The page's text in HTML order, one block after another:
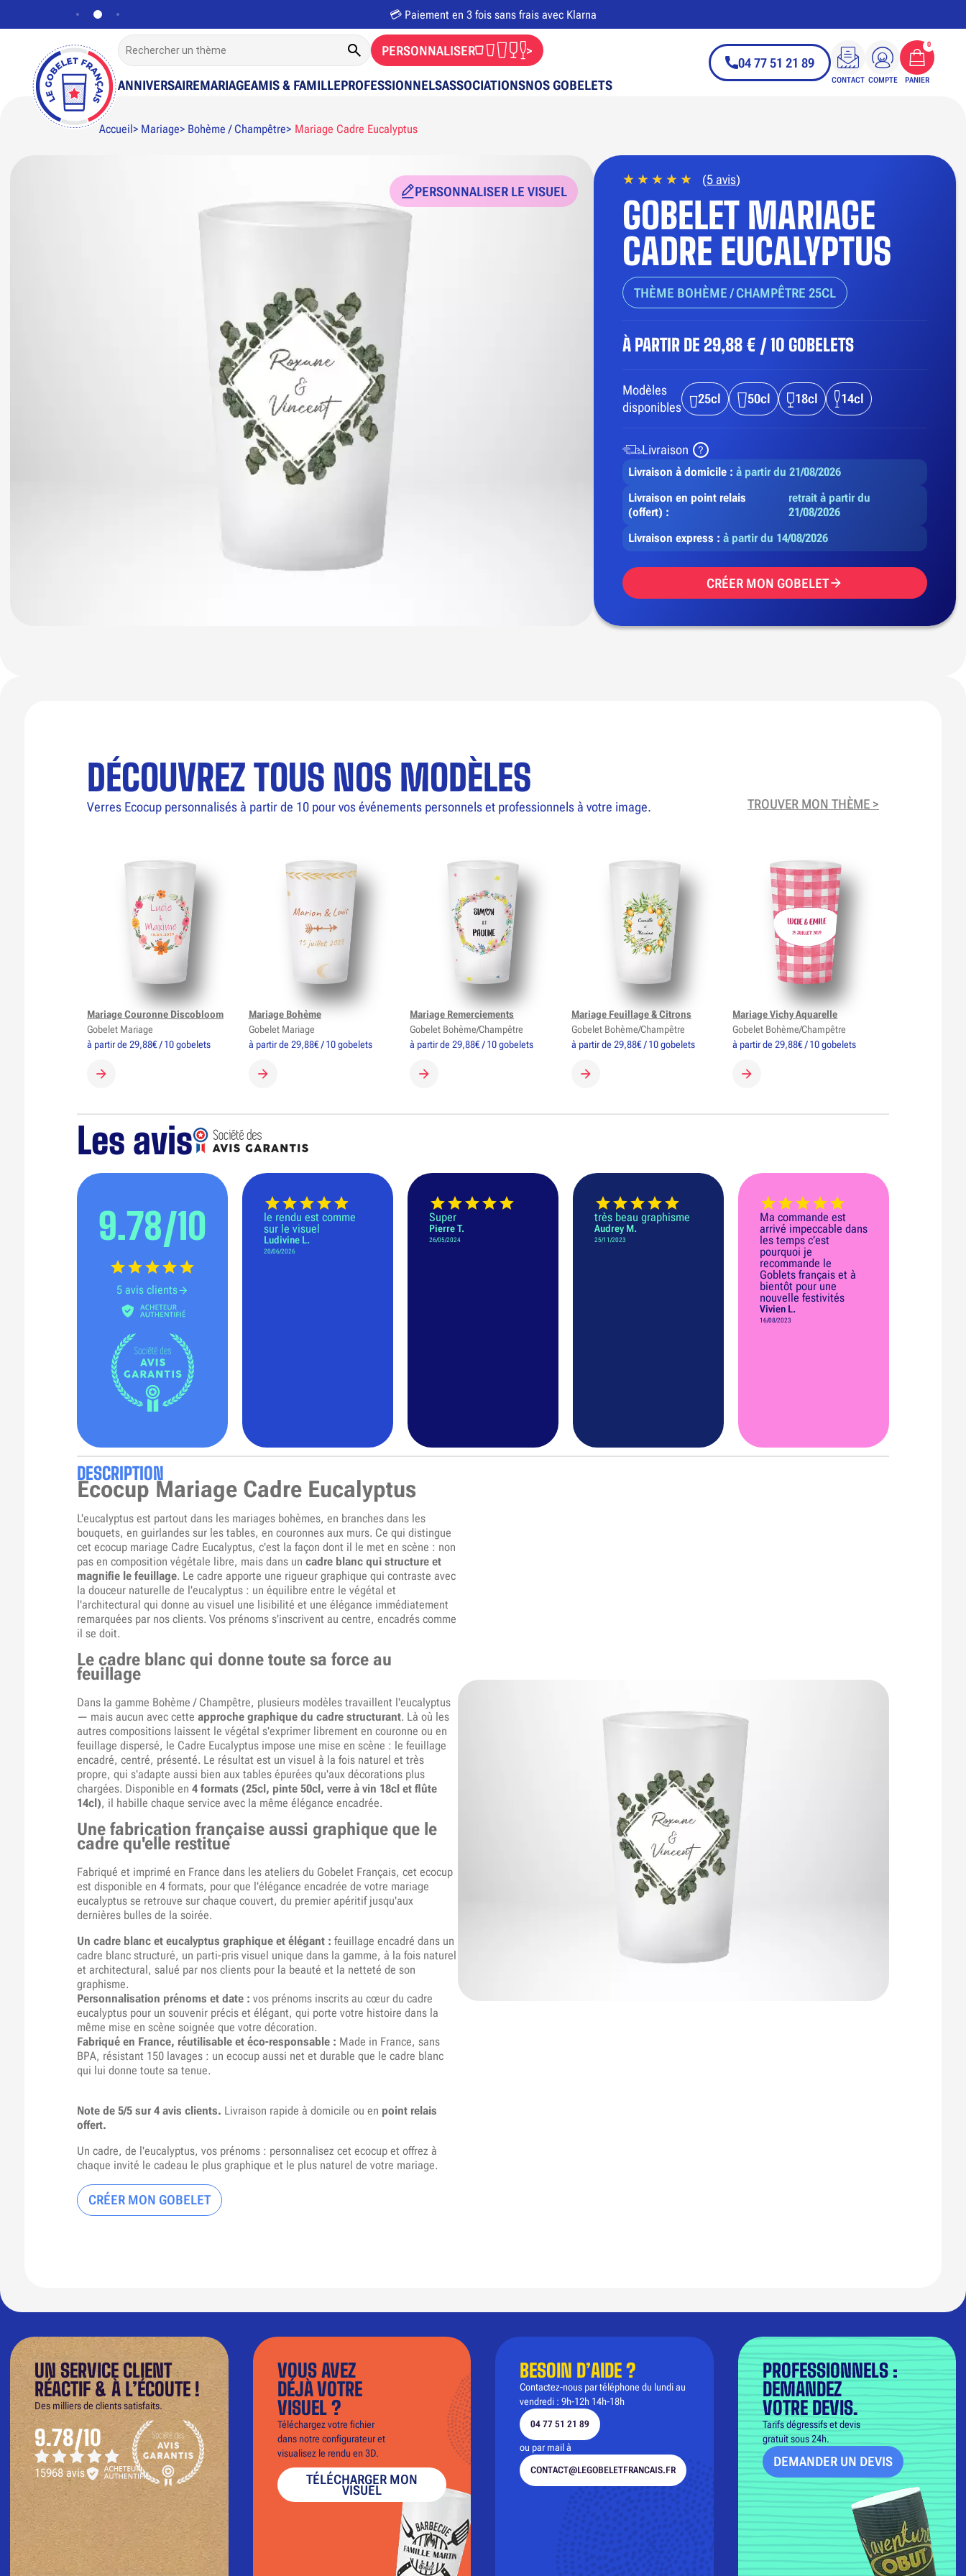
💳 Paiement en 3 fois sans frais avec Klarna
PERSONNALISER >
ANNIVERSAIREMARIAGEAMIS & FAMILLEPROFESSIONNELSASSOCIATIONSNOS GOBELETS
04 77 51 21 89
CONTACT COMPTE PANIER
0
Accueil Mariage Bohème / Champêtre Mariage Cadre Eucalyptus
PERSONNALISER LE VISUEL
(5 avis)
GOBELET MARIAGE
CADRE EUCALYPTUS
THÈME BOHÈME / CHAMPÊTRE 25CL
À PARTIR DE 29,88 € / 10 GOBELETS
Modèles
disponibles
25cl 50cl 18cl 14cl
Livraison
Livraison à domicile : à partir du 21/08/2026
Livraison en point relais
(offert) :
retrait à partir du
21/08/2026
Livraison express : à partir du 14/08/2026
CRÉER MON GOBELET
DÉCOUVREZ TOUS NOS MODÈLES
Verres Ecocup personnalisés à partir de 10 pour vos événements personnels et professionnels à votre image. TROUVER MON THÈME >
à partir de 29,88€ / 10 gobelets
CRÉER MON GOBELET
Mariage Couronne Discobloom
Gobelet Mariage
à partir de 29,88€ / 10 gobelets
CRÉER MON GOBELET
Mariage Bohème
Gobelet Mariage
à partir de 29,88€ / 10 gobelets
CRÉER MON GOBELET
Mariage Remerciements
Gobelet Bohème/Champêtre
à partir de 29,88€ / 10 gobelets
CRÉER MON GOBELET
Mariage Feuillage & Citrons
Gobelet Bohème/Champêtre
à partir de 29,88€ / 10 gobelets
CRÉER MON GOBELET
Mariage Vichy Aquarelle
Gobelet Bohème/Champêtre
Les avis
9.78/10
5 avis clients
le rendu est comme
sur le visuel
Ludivine L.
20/06/2026
Super
Pierre T.
26/05/2024
très beau graphisme
Audrey M.
25/11/2023
Ma commande est
arrivé impeccable dans
les temps c’est
pourquoi je
recommande le
Goblets français et à
bientôt pour une
nouvelle festivités
Vivien L.
16/08/2023
DESCRIPTION
Ecocup Mariage Cadre Eucalyptus
L'eucalyptus est partout dans les mariages bohèmes, en branches dans les
bouquets, en guirlandes sur les tables, en couronnes aux murs. Ce qui distingue
cet ecocup mariage Cadre Eucalyptus, c'est la façon dont il le met en scène : non
pas en composition végétale libre, mais dans un cadre blanc qui structure et
magnifie le feuillage. Le cadre apporte une rigueur graphique qui contraste avec
la douceur naturelle de l'eucalyptus : un équilibre entre le végétal et
l'architectural qui donne au visuel une lisibilité et une élégance immédiatement
remarquées par nos clients. Vos prénoms s'inscrivent au centre, encadrés comme
il se doit.
Le cadre blanc qui donne toute sa force au
feuillage
Dans la gamme Bohème / Champêtre, plusieurs modèles travaillent l'eucalyptus
— mais aucun avec cette approche graphique du cadre structurant. Là où les
autres compositions laissent le végétal s'exprimer librement en couronne ou en
feuillage dispersé, le Cadre Eucalyptus impose une mise en scène : le feuillage
encadré, centré, présenté. Le résultat est un visuel à la fois naturel et très
propre, qui s'adapte aussi bien aux tables épurées qu'aux décorations plus
chargées. Disponible en 4 formats (25cl, pinte 50cl, verre à vin 18cl et flûte
14cl), il habille chaque service avec la même élégance encadrée.
Une fabrication française aussi graphique que le
cadre qu'elle restitue
Fabriqué et imprimé en France dans les ateliers du Gobelet Français, cet ecocup
est disponible en 4 formats, pour que l'élégance encadrée de votre mariage
eucalyptus se retrouve sur chaque couvert, du premier apéritif jusqu'aux
dernières bulles de la soirée.
Un cadre blanc et eucalyptus graphique et élégant : feuillage encadré dans un
cadre blanc structuré, un parti-pris visuel unique dans la gamme, à la fois naturel
et architectural, salué par nos clients pour la beauté et la netteté de son
graphisme.
Personnalisation prénoms et date : vos prénoms inscrits au cœur du cadre
eucalyptus pour un souvenir précis et élégant, qui porte votre histoire dans la
même mise en scène soignée que votre décoration.
Fabriqué en France, réutilisable et éco-responsable : Made in France, sans
BPA, résistant 150 lavages : un ecocup aussi net et durable que le cadre blanc
qui lui donne toute sa tenue.
Note de 5/5 sur 4 avis clients. Livraison rapide à domicile ou en point relais
offert.
Un cadre, de l'eucalyptus, vos prénoms : personnalisez cet ecocup et offrez à
chaque invité le cadeau le plus graphique et le plus naturel de votre mariage.
CRÉER MON GOBELET
UN SERVICE CLIENT
RÉACTIF & À L’ÉCOUTE !
Des milliers de clients satisfaits.
9.78/10
15968 avis
VOUS AVEZ
DÉJÀ VOTRE
VISUEL ?
Téléchargez votre fichier
dans notre configurateur et
visualisez le rendu en 3D.
TÉLÉCHARGER MON
VISUEL
BESOIN D’AIDE ?
Contactez-nous par téléphone du lundi au
vendredi : 9h-12h 14h-18h
04 77 51 21 89
ou par mail à
CONTACT@LEGOBELETFRANCAIS.FR
PROFESSIONNELS :
DEMANDEZ
VOTRE DEVIS.
Tarifs dégressifs et devis
gratuit sous 24h.
DEMANDER UN DEVIS